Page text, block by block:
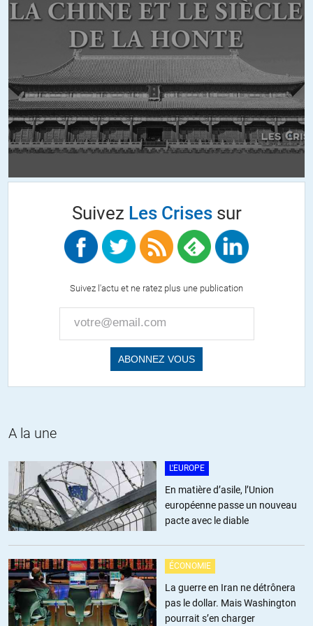
: cette idée, au sein d’un scrutin à la proportionnelle, d’une prime
majoritaire de 52 %.
MAUVAISE IDEE! Car la conséquence en serait de maintenir en place
le système UMPS [excusez moi d’employer une notion véhiculée
notamment par le FN, car ce n’est pas parce que le ‘messager’ pue
que le message est moins vrai].
En effet, sachant qu’un simple écart de quelques voix pourra faire la
différence entre obtenir la majorité ou devoir aller s’assoir impuissant
dans les bancs de l’opposition, c’est le ‘vote utile’ qui imposera sa
gauche pour le PS, soit pour les deux partis qui soutiennent le
l’a vu en Italie, avec le refus de collaboration AVANT élection de
Rifundazione Comunista, la gauche avait perdu aux législatives face
à Berlusconi alors que unie, l’ensemble de la gauche aurait eu la
prive aussi de toute possibilité d’alternance réelle et de réel
changement de politique, puisqu’il faut obligatoirement suivre la loi
du plus petit dénominateur commun.
prorata de leur poids au sein de la majorité sortie des urnes.
le triomphe des Verts et l’éche du FDP assurait une majorité de
gauche, dans laquelle Die Grünen pouvaient plus fortement peser sur
la politique gouvernementale que dans la majorité précédente.
+1 ALERTER
nqn//11.06.2011 à 23h41
Tes graphiques me posent un peu problème :
– Il y avait 40 % d’abstention aux législatives de 2007, donc c’est pas
Suivez Les Crisessur
Suivez l'actu et ne ratez plus une publication
A la une
L'EUROPE
En matière d’asile, l’Union
européenne passe un nouveau
pacte avec le diable
ÉCONOMIE
La guerre en Iran ne détrônera
pas le dollar. Mais Washington
pourrait s’en charger